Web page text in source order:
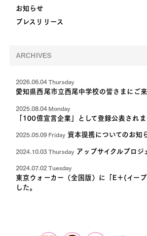
お知らせ
プレスリリース
ARCHIVES
2026.06.04 Thursday
愛知県西尾市立西尾中学校の皆さまにご
2025.08.04 Monday
「100億宣言企業」として登録公表され
2025.05.09 Friday 資本提携についてのお知
2024.10.03 Thursday アップサイクルプロジ
2024.07.02 Tuesday
東京ウォーカー（全国版）に「E＋(イー
した。